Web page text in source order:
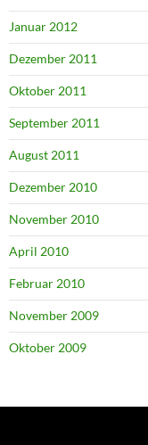
Januar 2012
Dezember 2011
Oktober 2011
September 2011
August 2011
Dezember 2010
November 2010
April 2010
Februar 2010
November 2009
Oktober 2009